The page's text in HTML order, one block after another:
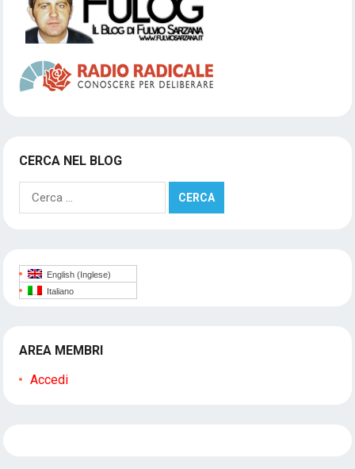
CERCA NEL BLOG
Ricerca
per:
English (Inglese)
Italiano
AREA MEMBRI
Accedi